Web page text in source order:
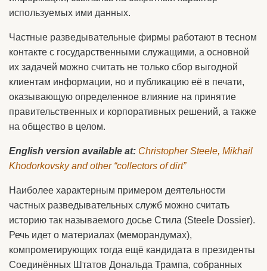
используемых ими данных.
Частные разведывательные фирмы работают в тесном
контакте с государственными служащими, а основной
их задачей можно считать не только сбор выгодной
клиентам информации, но и публикацию её в печати,
оказывающую определенное влияние на принятие
правительственных и корпоративных решений, а также
на общество в целом.
English version available at: Christopher Steele, Mikhail
Khodorkovsky and other “collectors of dirt”
Наиболее характерным примером деятельности
частных разведывательных служб можно считать
историю так называемого досье Стила (Steele Dossier).
Речь идет о материалах (меморандумах),
компрометирующих тогда ещё кандидата в президенты
Соединённых Штатов Дональда Трампа, собранных